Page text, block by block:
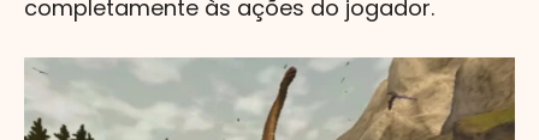
completamente às ações do jogador.